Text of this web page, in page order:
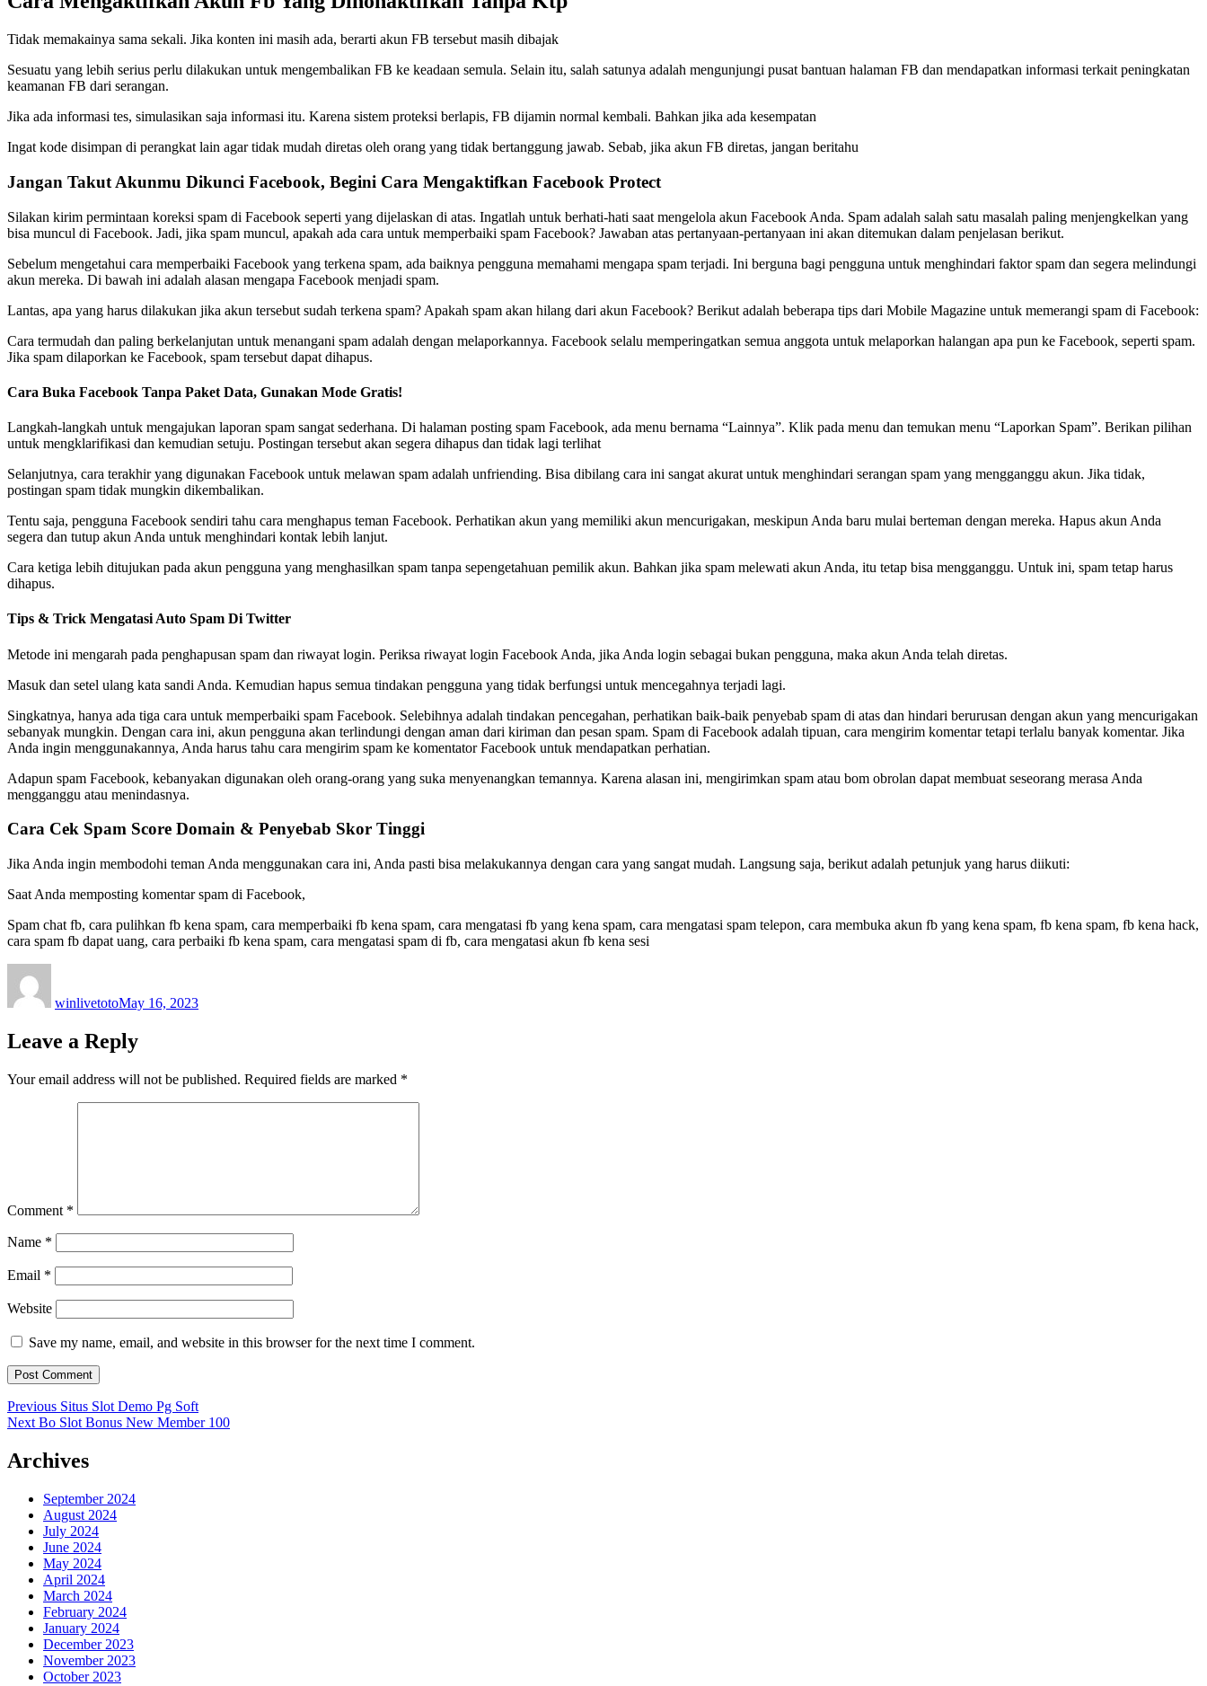
Tidak memakainya sama sekali. Jika konten ini masih ada, berarti akun FB tersebut masih dibajak
Sesuatu yang lebih serius perlu dilakukan untuk mengembalikan FB ke keadaan semula. Selain itu, salah satunya adalah mengunjungi pusat bantuan halaman FB dan mendapatkan informasi terkait peningkatan
keamanan FB dari serangan.
Jika ada informasi tes, simulasikan saja informasi itu. Karena sistem proteksi berlapis, FB dijamin normal kembali. Bahkan jika ada kesempatan
Ingat kode disimpan di perangkat lain agar tidak mudah diretas oleh orang yang tidak bertanggung jawab. Sebab, jika akun FB diretas, jangan beritahu
Jangan Takut Akunmu Dikunci Facebook, Begini Cara Mengaktifkan Facebook Protect
Silakan kirim permintaan koreksi spam di Facebook seperti yang dijelaskan di atas. Ingatlah untuk berhati-hati saat mengelola akun Facebook Anda. Spam adalah salah satu masalah paling menjengkelkan yang
bisa muncul di Facebook. Jadi, jika spam muncul, apakah ada cara untuk memperbaiki spam Facebook? Jawaban atas pertanyaan-pertanyaan ini akan ditemukan dalam penjelasan berikut.
Sebelum mengetahui cara memperbaiki Facebook yang terkena spam, ada baiknya pengguna memahami mengapa spam terjadi. Ini berguna bagi pengguna untuk menghindari faktor spam dan segera melindungi
akun mereka. Di bawah ini adalah alasan mengapa Facebook menjadi spam.
Lantas, apa yang harus dilakukan jika akun tersebut sudah terkena spam? Apakah spam akan hilang dari akun Facebook? Berikut adalah beberapa tips dari Mobile Magazine untuk memerangi spam di Facebook:
Cara termudah dan paling berkelanjutan untuk menangani spam adalah dengan melaporkannya. Facebook selalu memperingatkan semua anggota untuk melaporkan halangan apa pun ke Facebook, seperti spam.
Jika spam dilaporkan ke Facebook, spam tersebut dapat dihapus.
Cara Buka Facebook Tanpa Paket Data, Gunakan Mode Gratis!
Langkah-langkah untuk mengajukan laporan spam sangat sederhana. Di halaman posting spam Facebook, ada menu bernama “Lainnya”. Klik pada menu dan temukan menu “Laporkan Spam”. Berikan pilihan
untuk mengklarifikasi dan kemudian setuju. Postingan tersebut akan segera dihapus dan tidak lagi terlihat
Selanjutnya, cara terakhir yang digunakan Facebook untuk melawan spam adalah unfriending. Bisa dibilang cara ini sangat akurat untuk menghindari serangan spam yang mengganggu akun. Jika tidak,
postingan spam tidak mungkin dikembalikan.
Tentu saja, pengguna Facebook sendiri tahu cara menghapus teman Facebook. Perhatikan akun yang memiliki akun mencurigakan, meskipun Anda baru mulai berteman dengan mereka. Hapus akun Anda
segera dan tutup akun Anda untuk menghindari kontak lebih lanjut.
Cara ketiga lebih ditujukan pada akun pengguna yang menghasilkan spam tanpa sepengetahuan pemilik akun. Bahkan jika spam melewati akun Anda, itu tetap bisa mengganggu. Untuk ini, spam tetap harus
dihapus.
Tips & Trick Mengatasi Auto Spam Di Twitter
Metode ini mengarah pada penghapusan spam dan riwayat login. Periksa riwayat login Facebook Anda, jika Anda login sebagai bukan pengguna, maka akun Anda telah diretas.
Masuk dan setel ulang kata sandi Anda. Kemudian hapus semua tindakan pengguna yang tidak berfungsi untuk mencegahnya terjadi lagi.
Singkatnya, hanya ada tiga cara untuk memperbaiki spam Facebook. Selebihnya adalah tindakan pencegahan, perhatikan baik-baik penyebab spam di atas dan hindari berurusan dengan akun yang mencurigakan
sebanyak mungkin. Dengan cara ini, akun pengguna akan terlindungi dengan aman dari kiriman dan pesan spam. Spam di Facebook adalah tipuan, cara mengirim komentar tetapi terlalu banyak komentar. Jika
Anda ingin menggunakannya, Anda harus tahu cara mengirim spam ke komentator Facebook untuk mendapatkan perhatian.
Adapun spam Facebook, kebanyakan digunakan oleh orang-orang yang suka menyenangkan temannya. Karena alasan ini, mengirimkan spam atau bom obrolan dapat membuat seseorang merasa Anda
mengganggu atau menindasnya.
Cara Cek Spam Score Domain & Penyebab Skor Tinggi
Jika Anda ingin membodohi teman Anda menggunakan cara ini, Anda pasti bisa melakukannya dengan cara yang sangat mudah. Langsung saja, berikut adalah petunjuk yang harus diikuti:
Saat Anda memposting komentar spam di Facebook,
Spam chat fb, cara pulihkan fb kena spam, cara memperbaiki fb kena spam, cara mengatasi fb yang kena spam, cara mengatasi spam telepon, cara membuka akun fb yang kena spam, fb kena spam, fb kena hack,
cara spam fb dapat uang, cara perbaiki fb kena spam, cara mengatasi spam di fb, cara mengatasi akun fb kena sesi
winlivetotoMay 16, 2023
Leave a Reply
Your email address will not be published. Required fields are marked *
Comment *
Name *
Email *
Website
Save my name, email, and website in this browser for the next time I comment.
Post
navigation
Previous Previous
post:
Situs Slot Demo Pg Soft
Next Next
Bo Slot Bonus New Member 100
Archives
September 2024
August 2024
July 2024
June 2024
May 2024
April 2024
March 2024
February 2024
January 2024
December 2023
November 2023
October 2023